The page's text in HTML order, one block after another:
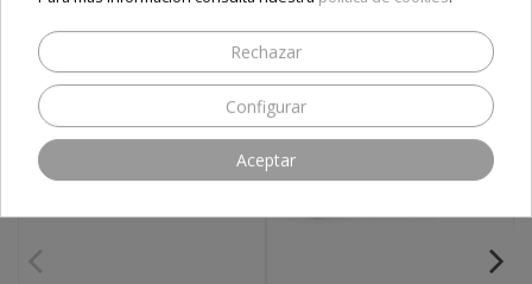
Rechazar
Configurar
Aceptar